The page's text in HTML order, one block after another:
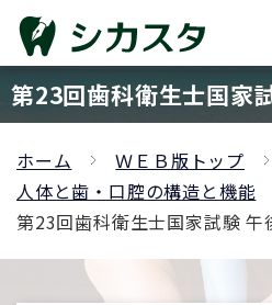
第23回歯科衛生士国家
ホーム
ＷＥＢ版トップ
人体と歯・口腔の構造と機能
第23回歯科衛生士国家試験 午